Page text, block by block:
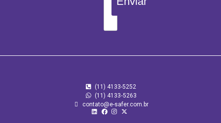
(11) 4133-5252
(11) 4133‑5263
contato@e-safer.com.br